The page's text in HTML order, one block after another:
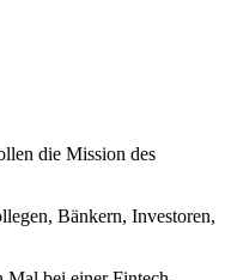
die Mission des
Bänkern, Investoren,